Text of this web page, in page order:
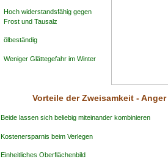
Hoch widerstandsfähig gegen
Frost und Tausalz
ölbeständig
Weniger Glättegefahr im Winter
Vorteile der Zweisamkeit -
Beide lassen sich beliebig miteinander kombinieren
Kostenersparnis beim Verlegen
Einheitliches Oberflächenbild